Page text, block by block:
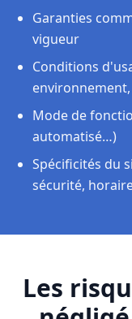
Garanties
vigueur
Conditions
Mode de
automatisé…)
Spécificités du
sécurité,
Les